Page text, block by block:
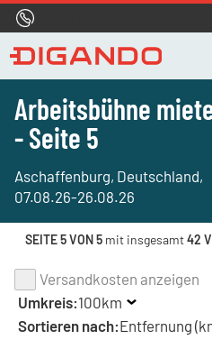
Arbeitsbühne
- Seite 5
Aschaffenburg, Deutschland,
07.08.26-26.08.26
SEITE 5 VON 5 mit insgesamt42
Versandkosten anzeigen
Umkreis:100km
Sortieren nach:Entfernung